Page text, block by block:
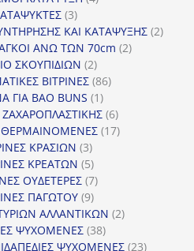
33
προϊόντα
ΚΑΙ ΚΑΤΑΨΥΞΗΣ 22
ΑΝΩ ΤΩΝ 70cm 22
ΣΚΟΥΠΙΔΙΩΝ 22
προϊόντα
ΒΙΤΡΙΝΕΣ 8686
ΓΙΑ BAO BUNS 11
προϊόν
ΖΑΧΑΡΟΠΛΑΣΤΙΚΗΣ 66
προϊόντα
ΘΕΡΜΑΙΝΟΜΕΝΕΣ 1717
ΚΡΑΣΙΩΝ 33
προϊόντα
ΚΡΕΑΤΩΝ 55
προϊόντα
ΟΥΔΕΤΕΡΕΣ 77
ΠΑΓΩΤΟΥ 99
προϊόντα
ΑΛΛΑΝΤΙΚΩΝ 22
ΨΥΧΟΜΕΝΕΣ 3838
προϊόντα
ΨΥΧΟΜΕΝΕΣ 2323